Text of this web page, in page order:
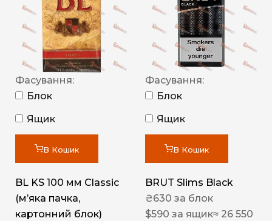
Фасування:
Блок
Ящик
В Кошик
BL KS 100 мм Classic
(м’яка пачка,
картонний блок)
Фасування:
Блок
Ящик
В Кошик
BRUT Slims Black
₴630 за блок
$590 за ящик≈ 26 550